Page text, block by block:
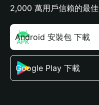
2,000 萬用戶信賴的最
Android 安裝包 下載
Google Play 下載